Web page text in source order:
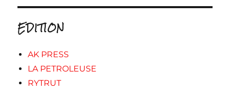
EDITION
AK PRESS
LA PETROLEUSE
RYTRUT